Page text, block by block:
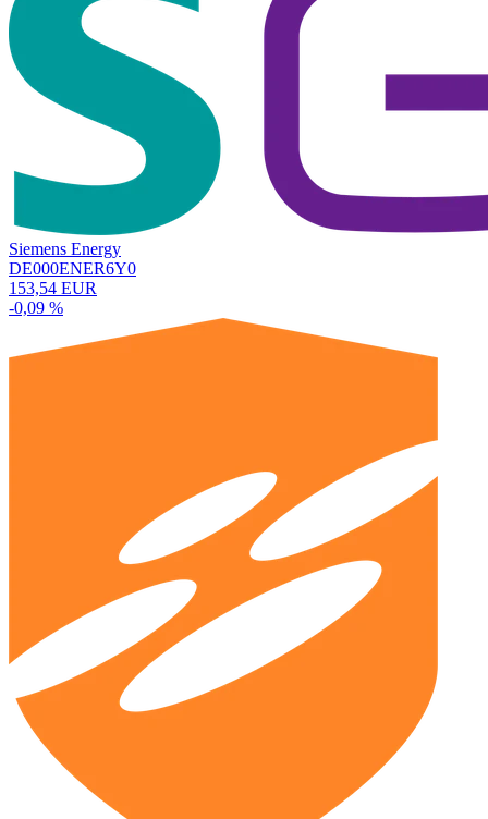
Siemens Energy
DE000ENER6Y0
153,54 EUR
-0,09 %